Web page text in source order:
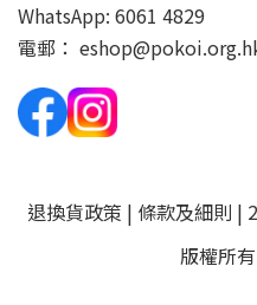
WhatsApp: 6061 4829
電郵：
退換貨政策 | 條款及細則 |
版權所